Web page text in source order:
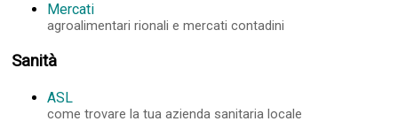
Mercati
agroalimentari rionali e mercati contadini
Sanità
ASL
come trovare la tua azienda sanitaria locale